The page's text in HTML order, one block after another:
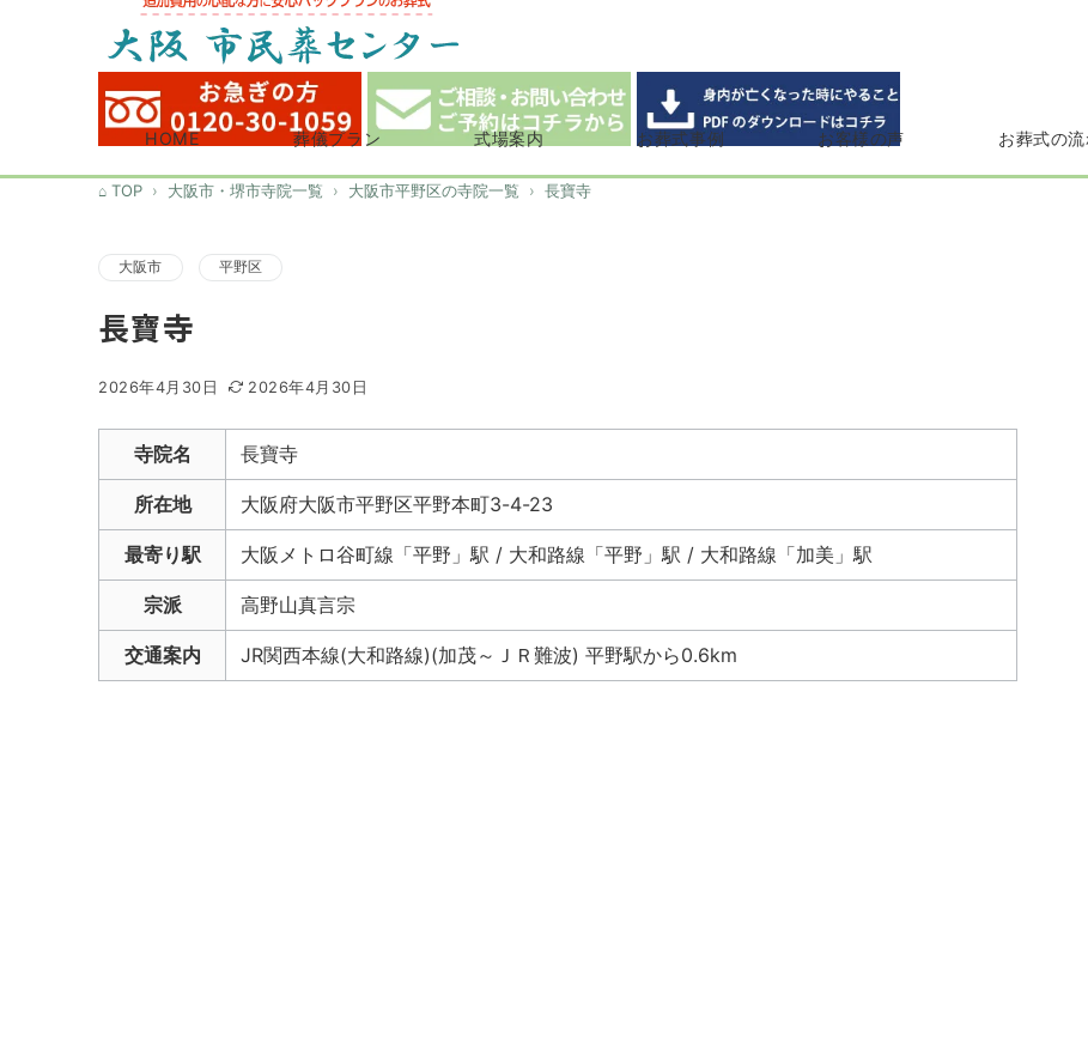
HOME 葬儀プラン 式場案内 お葬式事例 お客様の声 お葬式の
TOP 大阪市・堺市寺院一覧 大阪市平野区の寺院一覧 長寶寺
大阪市 平野区
長寶寺
2026年4月30日 2026年4月30日
寺院名 長寶寺
所在地 大阪府大阪市平野区平野本町3-4-23
最寄り駅 大阪メトロ谷町線「平野」駅 / 大和路線「平野」駅 / 大和路線「加美」駅
宗派 高野山真言宗
交通案内 JR関西本線(大和路線)(加茂～ＪＲ難波) 平野駅から0.6km